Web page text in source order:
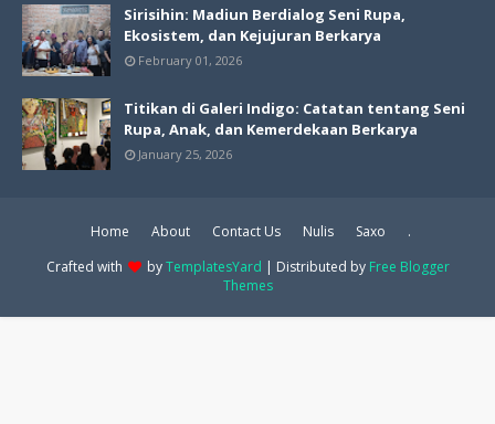
Sirisihin: Madiun Berdialog Seni Rupa,
Ekosistem, dan Kejujuran Berkarya
February 01, 2026
Titikan di Galeri Indigo: Catatan tentang Seni
Rupa, Anak, dan Kemerdekaan Berkarya
January 25, 2026
Home About Contact Us Nulis Saxo
.
Crafted with
byTemplatesYard | Distributed by Free Blogger
Themes